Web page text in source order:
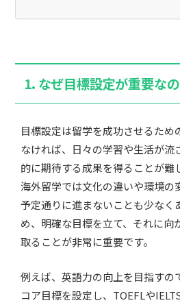
1. なぜ目標設定が重要な
目標設定は留学を成功させるため
なければ、日々の学習や生活が流
的に期待する成果を得ることが難
海外留学では文化の違いや環境の
予定通りに進まないことも少なく
め、明確な目標を立て、それに向
取ることが非常に重要です。
例えば、英語力の向上を目指すの
コア目標を設定し、TOEFLや